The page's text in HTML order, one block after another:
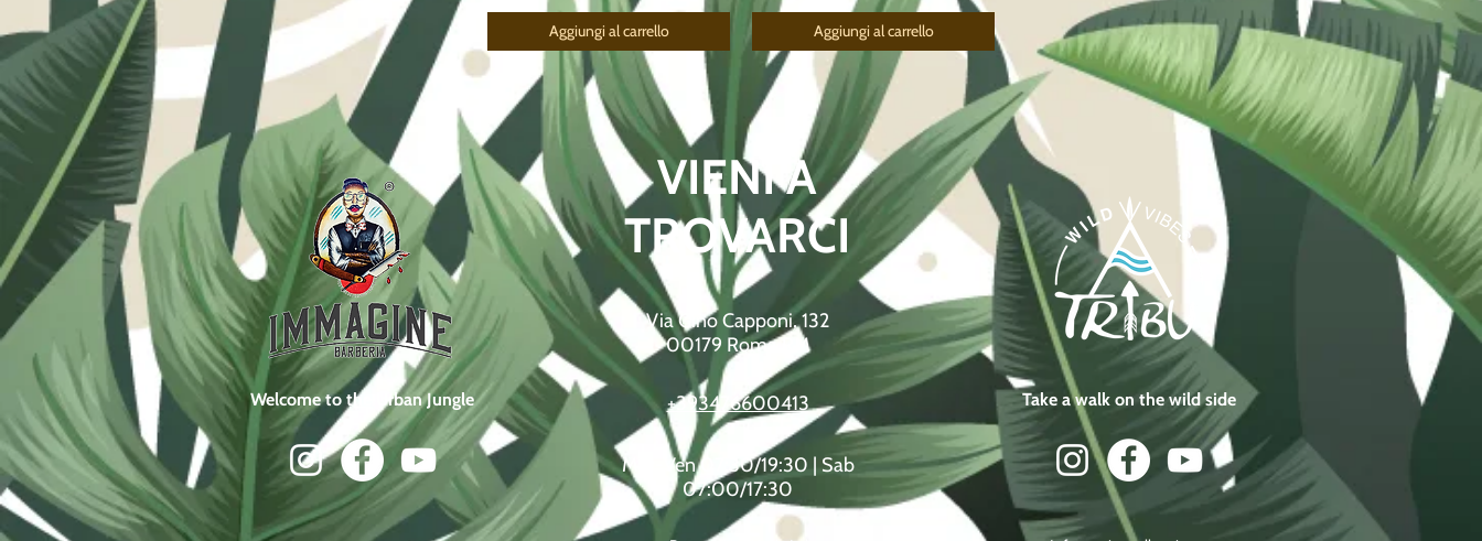
Aggiungi al carrello Aggiungi al carrello
Welcome to the Urban Jungle
VIENI A
TROVARCI
Via Gino Capponi, 132
00179 Roma RM
+393476600413
Mar-Ven 07:30/19:30 | Sab
07:00/17:30
Take a walk on the wild side